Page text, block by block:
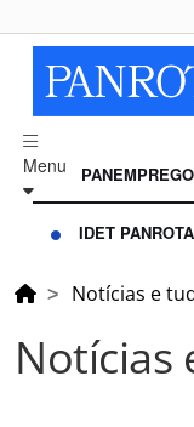
Menu
IDET
Notícias e
Notícias